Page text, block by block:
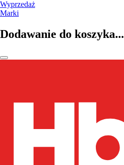
Wyprzedaż
Marki
Dodawanie do koszyka...